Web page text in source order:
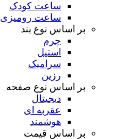
ساعت کودک
ساعت رومیزی
بر اساس نوع بند
چرم
استیل
سرامیک
رزین
بر اساس نوع صفحه
دیجیتال
عقربه ای
هوشمند
بر اساس قیمت